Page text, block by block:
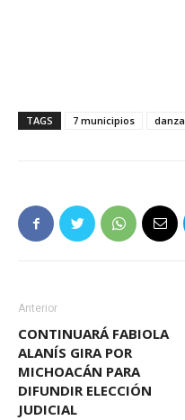
TAGS 7 municipios danza
Anterior
CONTINUARÁ FABIOLA
ALANÍS GIRA POR
MICHOACÁN PARA
DIFUNDIR ELECCIÓN
JUDICIAL